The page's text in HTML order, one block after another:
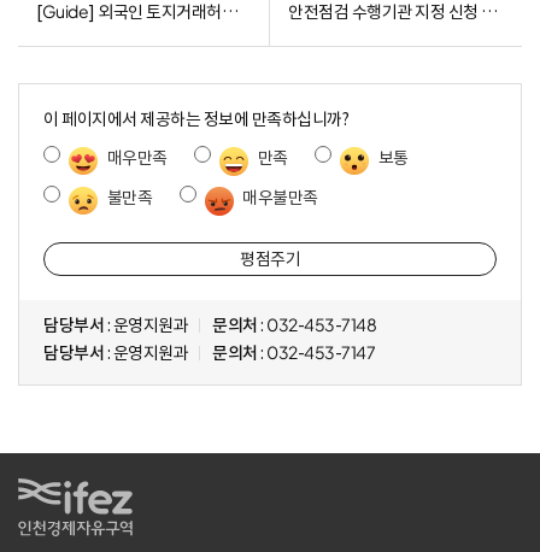
[Guide] 외국인 토지거래허가 서식 Land Transaction Permit for Foreigners
안전점검 수행기관 지정 신청 평가 결과 상위 3개 업체 알림(송도 G5-11BL)
이 페이지에서 제공하는 정보에 만족하십니까?
매우만족
만족
보통
불만족
매우불만족
담당부서 : 운영지원과 문의처 : 032-453-7148
담당부서 : 운영지원과 문의처 : 032-453-7147